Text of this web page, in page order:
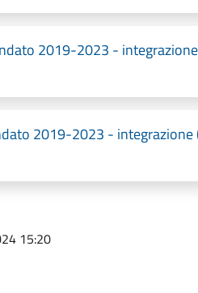
2019-2023 -
2019-2023 - integrazione
15:20